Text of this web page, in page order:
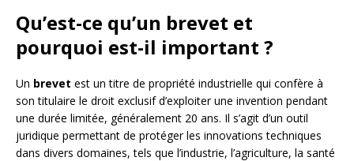
Qu’est-ce qu’un brevet et
pourquoi est-il important ?
Un brevet est un titre de propriété industrielle qui confère à
son titulaire le droit exclusif d’exploiter une invention pendant
une durée limitée, généralement 20 ans. Il s’agit d’un outil
juridique permettant de protéger les innovations techniques
dans divers domaines, tels que l’industrie, l’agriculture, la santé